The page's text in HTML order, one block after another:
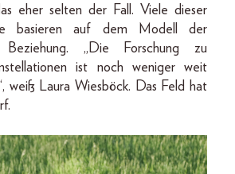
eher selten der Fall. Viele dieser
basieren auf dem Modell der
Beziehung. „Die Forschung zu
ist noch weniger weit
weiß Laura Wiesböck. Das Feld hat